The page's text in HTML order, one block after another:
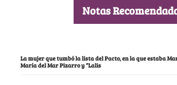
Notas
La mujer que tumbó la lista del Pacto, en la que estaba
María del Mar Pizarro y “Lalis